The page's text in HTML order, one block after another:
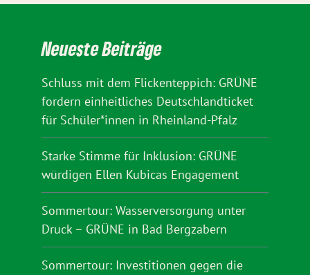
Neueste Beiträge
Schluss mit dem Flickenteppich: GRÜNE
fordern einheitliches Deutschlandticket
für Schüler*innen in Rheinland-Pfalz
Starke Stimme für Inklusion: GRÜNE
würdigen Ellen Kubicas Engagement
Sommertour: Wasserversorgung unter
Druck – GRÜNE in Bad Bergzabern
Sommertour: Investitionen gegen die